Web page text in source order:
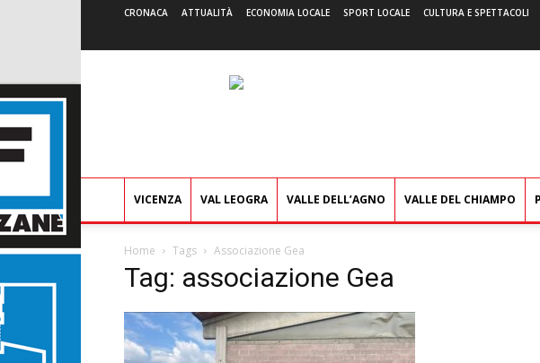
CRONACA ATTUALITÀ ECONOMIA LOCALE SPORT LOCALE CULTURA E SPETTACOLI
VICENZA VAL LEOGRA VALLE DELL’AGNO VALLE DEL CHIAMPO
Home Tags Associazione Gea
Tag: associazione Gea